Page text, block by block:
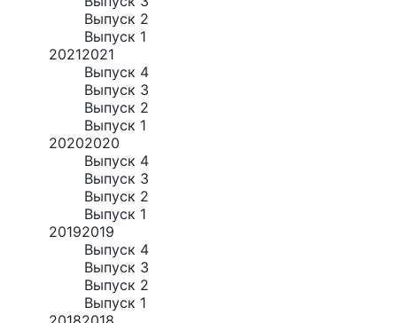
Выпуск 2
Выпуск 1
20212021
Выпуск 4
Выпуск 3
Выпуск 2
Выпуск 1
20202020
Выпуск 4
Выпуск 3
Выпуск 2
Выпуск 1
20192019
Выпуск 4
Выпуск 3
Выпуск 2
Выпуск 1